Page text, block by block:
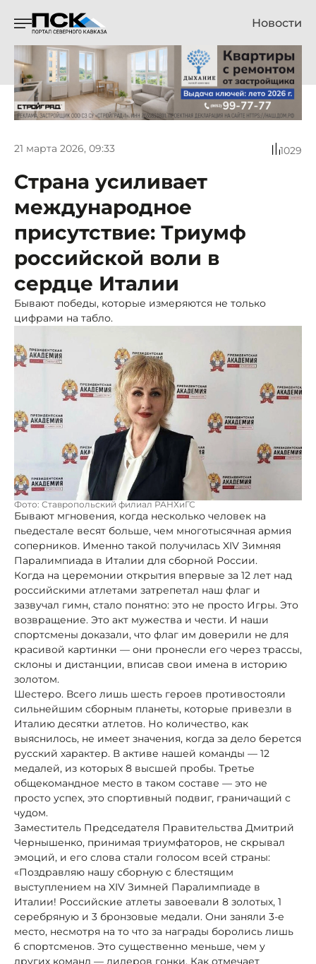
Новости
21 марта 2026, 09:33 1029
Страна усиливает
международное
присутствие: Триумф
российской воли в
сердце Италии
Бывают победы, которые измеряются не только
цифрами на табло.
Фото: Ставропольский филиал РАНХиГС
Бывают мгновения, когда несколько человек на
пьедестале весят больше, чем многотысячная армия
соперников. Именно такой получилась XIV Зимняя
Паралимпиада в Италии для сборной России.
Когда на церемонии открытия впервые за 12 лет над
российскими атлетами затрепетал наш флаг и
зазвучал гимн, стало понятно: это не просто Игры. Это
возвращение. Это акт мужества и чести. И наши
спортсмены доказали, что флаг им доверили не для
красивой картинки — они пронесли его через трассы,
склоны и дистанции, вписав свои имена в историю
золотом.
Шестеро. Всего лишь шесть героев противостояли
сильнейшим сборным планеты, которые привезли в
Италию десятки атлетов. Но количество, как
выяснилось, не имеет значения, когда за дело берется
русский характер. В активе нашей команды — 12
медалей, из которых 8 высшей пробы. Третье
общекомандное место в таком составе — это не
просто успех, это спортивный подвиг, граничащий с
чудом.
Заместитель Председателя Правительства Дмитрий
Чернышенко, принимая триумфаторов, не скрывал
эмоций, и его слова стали голосом всей страны:
«Поздравляю нашу сборную с блестящим
выступлением на XIV Зимней Паралимпиаде в
Италии! Российские атлеты завоевали 8 золотых, 1
серебряную и 3 бронзовые медали. Они заняли 3-е
место, несмотря на то что за награды боролись лишь
6 спортсменов. Это существенно меньше, чем у
других команд — лидеров гонки. Как отмечает